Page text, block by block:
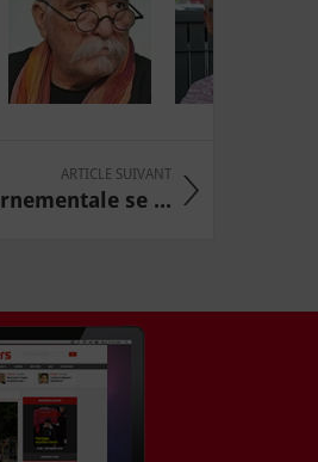
ARTICLE SUIVANT
se ...